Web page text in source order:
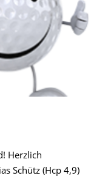
Herzlich
Schütz (Hcp 4,9)